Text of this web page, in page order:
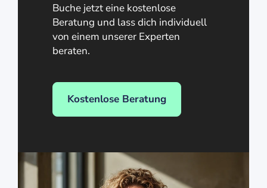
Buche jetzt eine kostenlose
Beratung und lass dich individuell
von einem unserer Experten
beraten.
Kostenlose Beratung